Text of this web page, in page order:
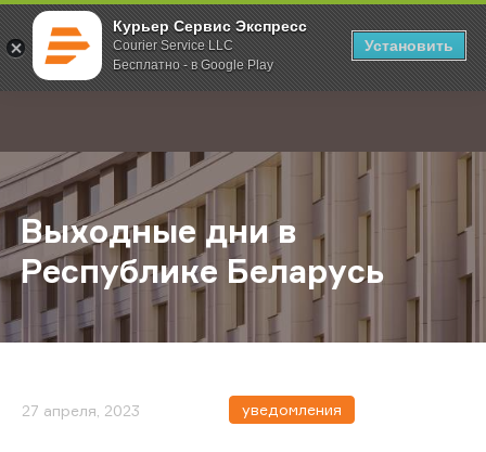
Курьер Сервис Экспресс
Courier Service LLC
Бесплатно - в Google Play
Установить
; Главная О компании Новости Выходные дни в Республике
Выходные дни в
Республике Беларусь
27 апреля, 2023 уведомления